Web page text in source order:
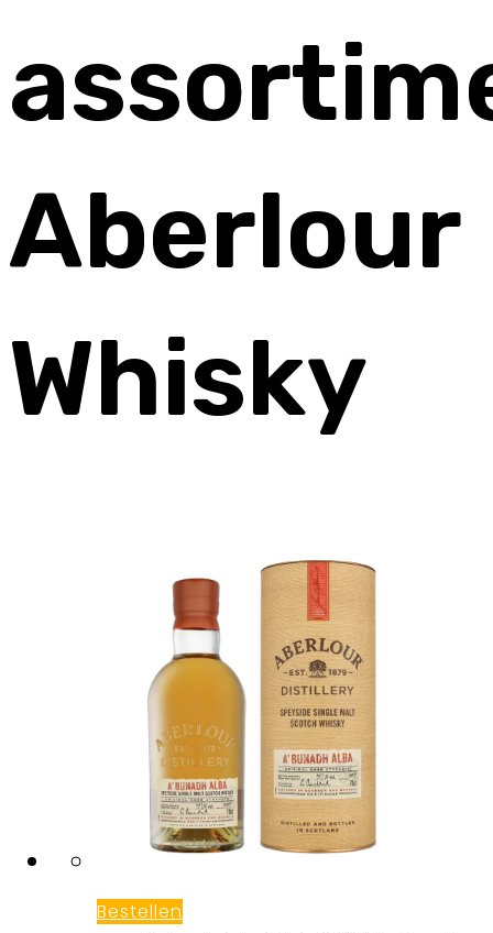
Aberlour
Whisky
Bestellen